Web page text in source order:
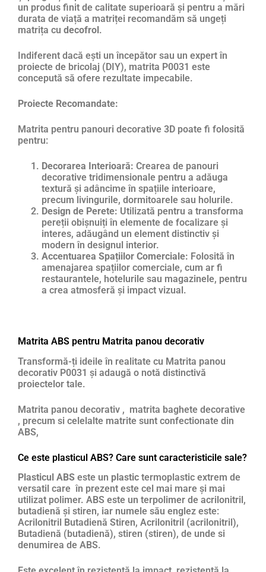
un produs finit de calitate superioară și pentru a mări
durata de viață a matriței recomandăm să ungeți
matrița cu decofrol.
Indiferent dacă ești un începător sau un expert în
proiecte de bricolaj (DIY), matrita P0031 este
concepută să ofere rezultate impecabile.
Proiecte Recomandate:
Matrita pentru panouri decorative 3D poate fi folosită
pentru:
Decorarea Interioară: Crearea de panouri
decorative tridimensionale pentru a adăuga
textură și adâncime în spațiile interioare,
precum livingurile, dormitoarele sau holurile.
Design de Perete: Utilizată pentru a transforma
pereții obișnuiți în elemente de focalizare și
interes, adăugând un element distinctiv și
modern în designul interior.
Accentuarea Spațiilor Comerciale: Folosită în
amenajarea spațiilor comerciale, cum ar fi
restaurantele, hotelurile sau magazinele, pentru
a crea atmosferă și impact vizual.
Matrita ABS pentru Matrita panou decorativ
Transformă-ți ideile în realitate cu Matrita panou
decorativ P0031 și adaugă o notă distinctivă
proiectelor tale.
Matrita panou decorativ , matrita baghete decorative
, precum si celelalte matrite sunt confectionate din
ABS,
Ce este plasticul ABS? Care sunt caracteristicile sale?
Plasticul ABS este un plastic termoplastic extrem de
versatil care în prezent este cel mai mare și mai
utilizat polimer. ABS este un terpolimer de acrilonitril,
butadienă și stiren, iar numele său englez este:
Acrilonitril Butadienă Stiren, Acrilonitril (acrilonitril),
Butadienă (butadienă), stiren (stiren), de unde si
denumirea de ABS.